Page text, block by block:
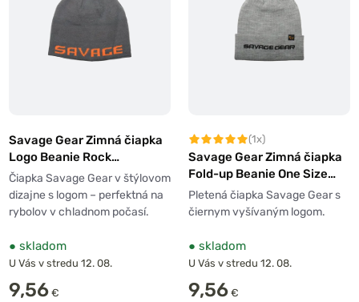
Savage Gear Zimná čiapka
Logo Beanie Rock
Grey/Orange
Čiapka Savage Gear v štýlovom
dizajne s logom – perfektná na
rybolov v chladnom počasí.
● skladom
U Vás v stredu 12. 08.
9,56 €
(1x)
Savage Gear Zimná čiapka
Fold-up Beanie One Size
Light Grey Melange
Pletená čiapka Savage Gear s
čiernym vyšívaným logom.
● skladom
U Vás v stredu 12. 08.
9,56 €